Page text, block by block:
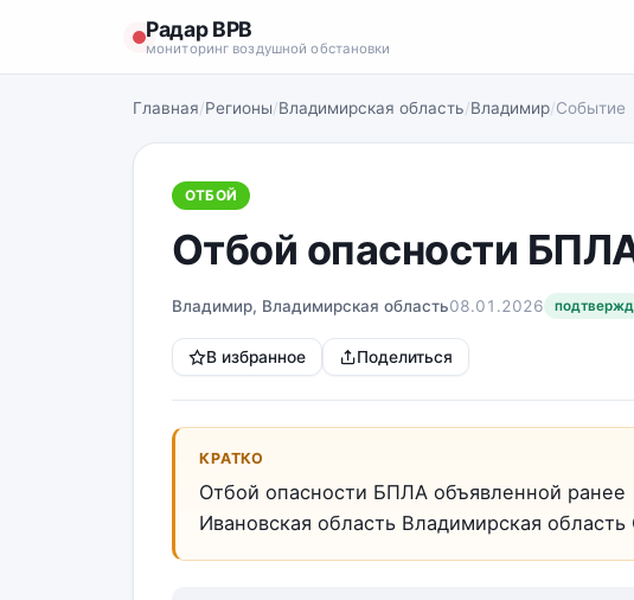
Радар ВРВ
мониторинг воздушной обстановки
Главная/Регионы/Владимирская область/Владимир/Событие
ОТБОЙ
Отбой опасности
Владимир, Владимирская область08.01.2026
В избранное Поделиться
КРАТКО
Отбой опасности БПЛА объявленной ранее
Ивановская область Владимирская